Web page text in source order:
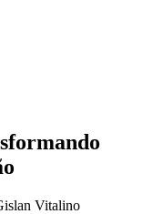
Vitalino